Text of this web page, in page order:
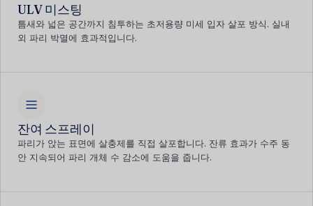
ULV 미스팅
틈새와 넓은 공간까지 침투하는 초저용량 미세 입자 살포 방식. 실내
외 파리 박멸에 효과적입니다.
잔여 스프레이
파리가 앉는 표면에 살충제를 직접 살포합니다. 잔류 효과가 수주 동
안 지속되어 파리 개체 수 감소에 도움을 줍니다.